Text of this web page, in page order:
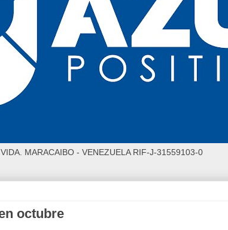
MARACAIBO - VENEZUELA RIF-J-31559103-0
octubre